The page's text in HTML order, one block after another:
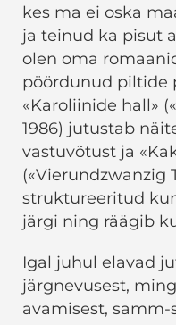
kes ma ei oska
ja teinud ka pisut
olen oma
pöördunud piltide
«Karoliinide hall»
1986) jutustab
vastuvõtust ja
(«Vierundzwanzig
struktureeritud
järgi ning räägib
Igal juhul elavad
järgnevusest,
avamisest,